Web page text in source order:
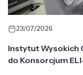
23/07/2026
Instytut Wysokich
do Konsorcjum